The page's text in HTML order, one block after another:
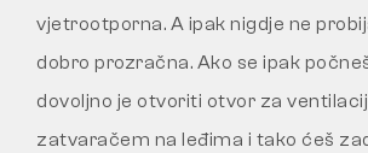
vjetrootporna. A ipak nigdje ne
dobro prozračna. Ako se ipak
dovoljno je otvoriti otvor za
zatvaračem na leđima i tako ćeš